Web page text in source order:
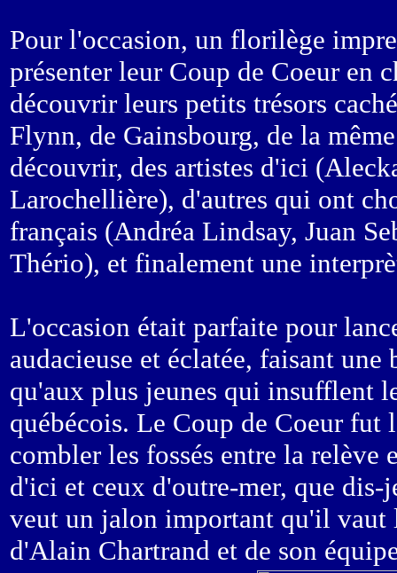
Pour l'occasion, un florilège
présenter leur Coup de Coeur en
découvrir leurs petits trésors
Flynn, de Gainsbourg, de la
découvrir, des artistes d'ici
Larochellière), d'autres qui ont
français (Andréa Lindsay, Juan
Thério), et finalement une
L'occasion était parfaite pour
audacieuse et éclatée, faisant
qu'aux plus jeunes qui insufflent
québécois. Le Coup de Coeur fut
combler les fossés entre la relève
d'ici et ceux d'outre-mer, que dis-
veut un jalon important qu'il vaut
d'Alain Chartrand et de son